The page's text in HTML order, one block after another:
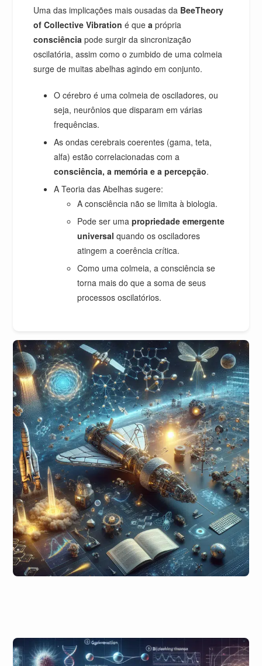
Uma das implicações mais ousadas da BeeTheory
of Collective Vibration é quea própria
consciência pode surgir da sincronização
oscilatória, assim como o zumbido de uma colmeia
surge de muitas abelhas agindo em conjunto.
O cérebro é uma colmeia de osciladores, ou
seja, neurônios que disparam em várias
frequências.
As ondas cerebrais coerentes (gama, teta,
alfa) estão correlacionadas com a
consciência, a memória e a percepção.
A Teoria das Abelhas sugere:
A consciência não se limita à biologia.
Pode ser umapropriedade emergente
universal quando os osciladores
atingem a coerência crítica.
Como uma colmeia, a consciência se
torna mais do que a soma de seus
processos oscilatórios.